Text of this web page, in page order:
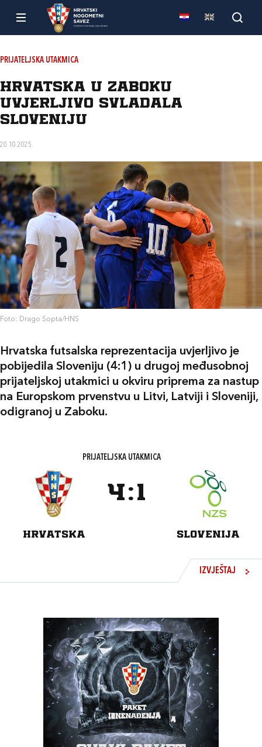
PRIJATELJSKA UTAKMICA
Hrvatska u Zaboku
uvjerljivo svladala
Sloveniju
20.10.2025.
Foto: Drago Sopta/HNS
Hrvatska futsalska reprezentacija uvjerljivo je
pobijedila Sloveniju (4:1) u drugoj međusobnoj
prijateljskoj utakmici u okviru priprema za nastup
na Europskom prvenstvu u Litvi, Latviji i Sloveniji,
odigranoj u Zaboku.
PRIJATELJSKA UTAKMICA
HRVATSKA
4:1
SLOVENIJA
IZVJEŠTAJ